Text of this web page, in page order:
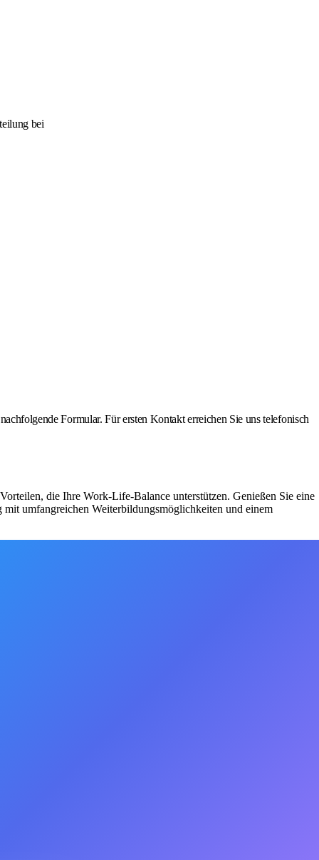
bei
Formular. Für ersten Kontakt erreichen Sie uns telefonisch
die Ihre Work-Life-Balance unterstützen. Genießen Sie eine
umfangreichen Weiterbildungsmöglichkeiten und einem